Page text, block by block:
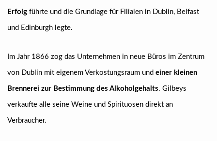
Erfolg führte und die Grundlage für Filialen in Dublin, Belfast
und Edinburgh legte.
Im Jahr 1866 zog das Unternehmen in neue Büros im Zentrum
von Dublin mit eigenem Verkostungsraum und einer kleinen
Brennerei zur Bestimmung des Alkoholgehalts. Gilbeys
verkaufte alle seine Weine und Spirituosen direkt an
Verbraucher.